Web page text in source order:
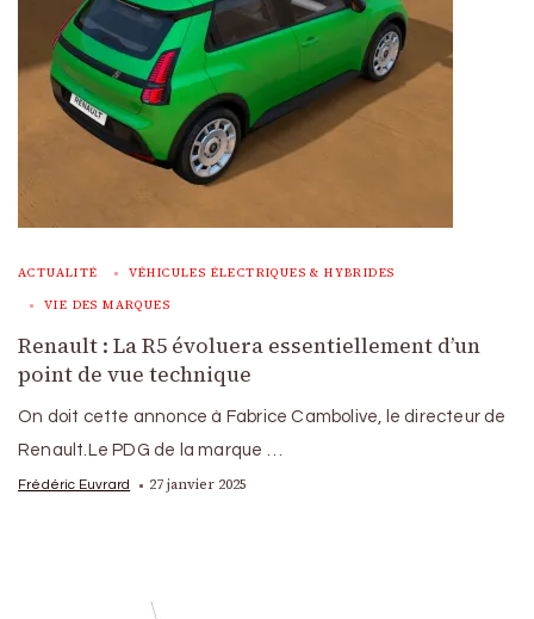
ACTUALITÉ VÉHICULES ÉLECTRIQUES & HYBRIDES
VIE DES MARQUES
Renault : La R5 évoluera essentiellement d’un
point de vue technique
On doit cette annonce à Fabrice Cambolive, le directeur de
Renault.Le PDG de la marque …
Frédéric Euvrard 27 janvier 2025